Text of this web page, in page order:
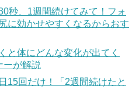
秒、1週間続けてみて！フォ
に効かせやすくなるからおす
と体にどんな変化が出てく
ーが解説
15回だけ！「2週間続けたと